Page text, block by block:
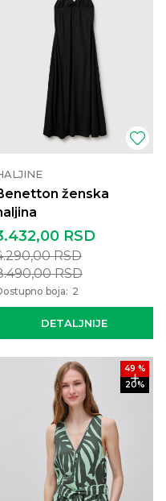
ženska
DETALJNIJE
RSD
RSD
RSD
boja: 2
49 %
20%